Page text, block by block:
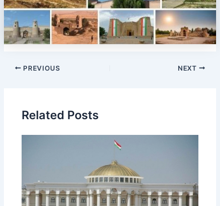
PREVIOUS NEXT
Related Posts